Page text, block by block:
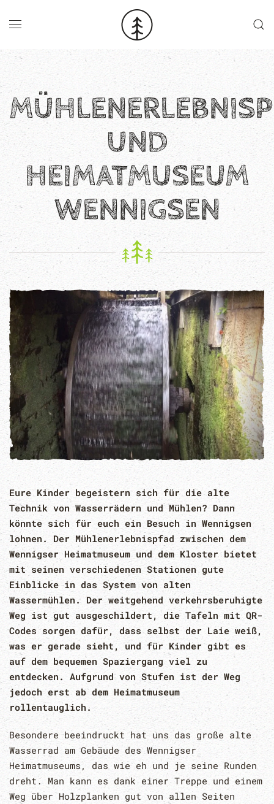
Skip to main content
UND
HEIMATMUSEUM
WENNIGSEN
Eure Kinder begeistern sich für die alte
Technik von Wasserrädern und Mühlen? Dann
könnte sich für euch ein Besuch in Wennigsen
lohnen. Der Mühlenerlebnispfad zwischen dem
Wennigser Heimatmuseum und dem Kloster bietet
mit seinen verschiedenen Stationen gute
Einblicke in das System von alten
Wassermühlen. Der weitgehend verkehrsberuhigte
Weg ist gut ausgeschildert, die Tafeln mit QR-
Codes sorgen dafür, dass selbst der Laie weiß,
was er gerade sieht, und für Kinder gibt es
auf dem bequemen Spaziergang viel zu
entdecken. Aufgrund von Stufen ist der Weg
jedoch erst ab dem Heimatmuseum
rollentauglich.
Besondere beeindruckt hat uns das große alte
Wasserrad am Gebäude des Wennigser
Heimatmuseums, das wie eh und je seine Runden
dreht. Man kann es dank einer Treppe und einem
Weg über Holzplanken gut von allen Seiten